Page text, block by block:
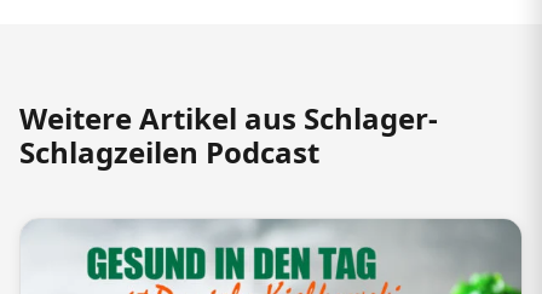
Weitere Artikel aus Schlager-
Schlagzeilen Podcast